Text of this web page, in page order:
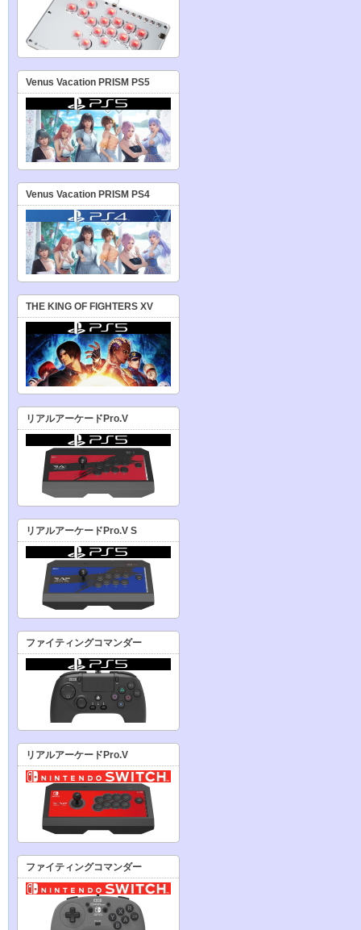
Venus Vacation PRISM PS5
Venus Vacation PRISM PS4
THE KING OF FIGHTERS XV
リアルアーケードPro.V
リアルアーケードPro.V S
ファイティングコマンダー
リアルアーケードPro.V
ファイティングコマンダー